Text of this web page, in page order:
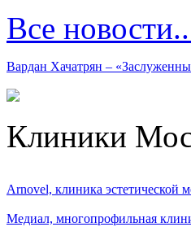
Все
Вардан Хачатрян –
Клиники
Arnovel, клиника эстетической
Медиал, многопрофильная